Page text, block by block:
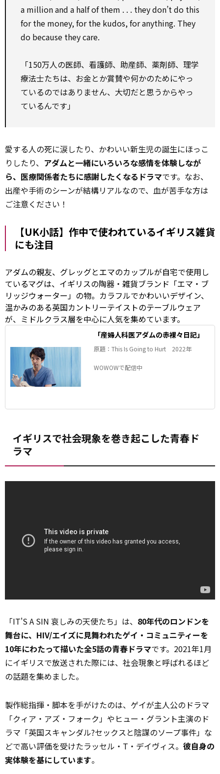
a million and a half of them . . . they don’t do this
for the money, for the kudos, for anything. They
do because they care.
「150万人の医師、看護師、助産師、薬剤師、理学
療法士たちは、お金とか賞賛や何かのためにやっ
ているのではありません、大切だと思うからやっ
ているんです」
愛する人の死に涙したり、かわいい新生児の誕生にほっこ
りしたり、 アダムと一緒にいろいろな感情を体験しなが
ら、医療関係者たちに感謝したくなるドラマです。なお、
出産や手術のシーンが結構リアルなので、血が苦手な方は
ご注意ください！
【UK小話】作中で使われているイギリス雑貨
にも注目
アダムの親友、グレッグとエマのカップルが自宅で使用し
ているマグは、イギリスの陶器・雑貨ブランド「エマ・ブ
リッジウォーター」の物。カラフルでかわいいデザイン、
温かみのある英国カントリーテイストのテーブルウェア
が、ミドルクラス層を中心に人気を集めています。
「産婦人科医アダムの赤裸々日記」
原題：This Is Going to Hurt 2022年
WOWOWで配信中
イギリスで社会現象を巻き起こした青春ド
ラマ
「IT'S A SIN 哀しみの天使たち」は、 80年代のロンドンを
舞台に、HIV/エイズに見舞われたゲイ・コミュニティーを
10年にわたって描いた全5話の青春ドラマです。2021年1月
にイギリスで放送された際には、社会現象と呼ばれるほど
の話題を集めました。
製作総指揮・脚本を手がけたのは、ゲイが主人公のドラマ
「クィア・アズ・フォーク」やヒュー・グラント主演のド
ラマ「英国スキャンダル?セックスと陰謀のソープ事件」な
どで高い評価を受けたラッセル・T・デイヴィス。 彼自身の
実体験を基にしています。